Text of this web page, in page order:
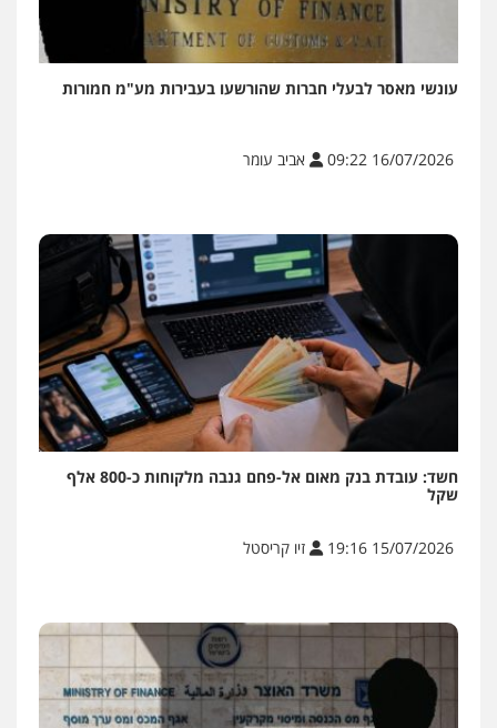
עונשי מאסר לבעלי חברות שהורשעו בעבירות מע"מ חמורות
16/07/2026 09:22 אביב עומר
חשד: עובדת בנק מאום אל-פחם גנבה מלקוחות כ-800 אלף
שקל
15/07/2026 19:16 זיו קריסטל